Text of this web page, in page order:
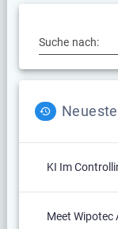
Suche nach:
KI Im
Meet Wipotec